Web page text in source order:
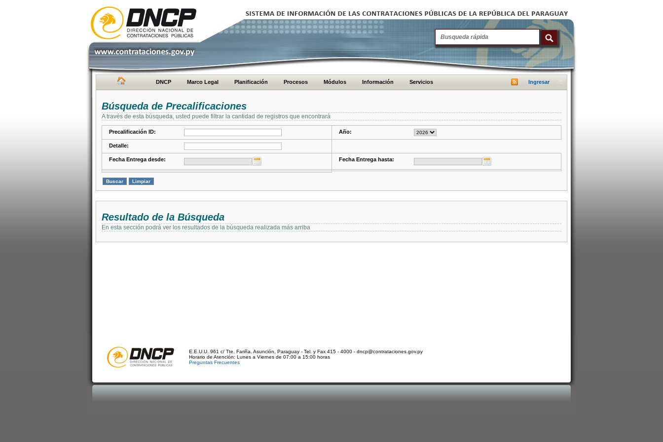
DNCP Marco Legal Planificación Procesos Módulos Información Servicios Ingresar
Búsqueda de Precalificaciones
A través de esta búsqueda, usted puede filtrar la cantidad de registros que encontrará
Precalificación ID: Año:
Detalle:
Fecha Entrega desde: Fecha Entrega hasta:
Resultado de la Búsqueda
En esta sección podrá ver los resultados de la búsqueda realizada más arriba
E.E.U.U. 961 c/ Tte. Fariña. Asunción, Paraguay - Tel. y Fax 415 - 4000 - dncp@contrataciones.gov.py
Horario de Atención: Lunes a Viernes de 07:00 a 15:00 horas
Preguntas Frecuentes